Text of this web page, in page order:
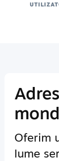
Oferim
lume